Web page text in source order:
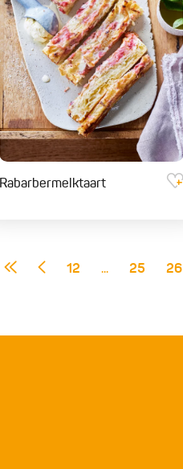
Rabarbermelktaart
12 ... 25 26